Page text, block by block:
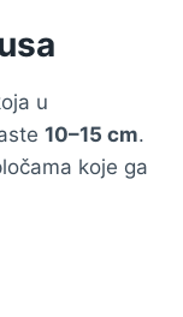
u
10–15 cm.
koje ga